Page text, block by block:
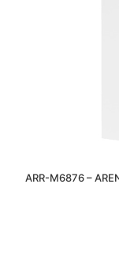
ARR-M6876 –